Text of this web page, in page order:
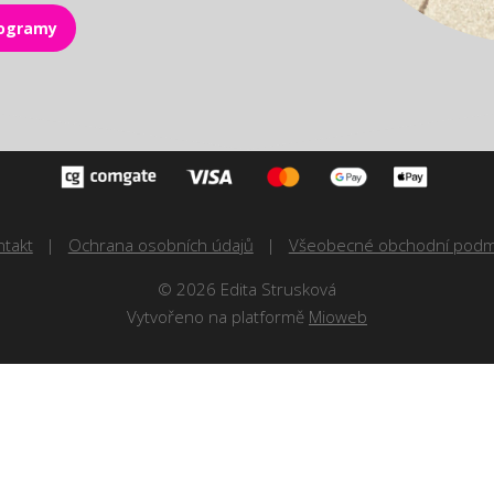
Ochrana osobních údajů
Všeobecné obchodní
© 2026 Edita Strusková
Vytvořeno na platformě Mioweb